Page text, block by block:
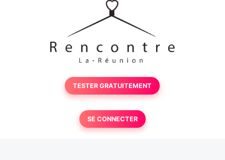
TESTER GRATUITEMENT
SE CONNECTER